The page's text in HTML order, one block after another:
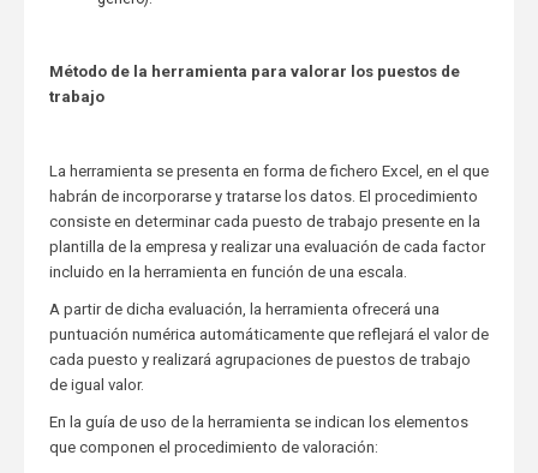
Método de la herramienta para valorar los puestos de
trabajo
La herramienta se presenta en forma de fichero Excel, en el que
habrán de incorporarse y tratarse los datos. El procedimiento
consiste en determinar cada puesto de trabajo presente en la
plantilla de la empresa y realizar una evaluación de cada factor
incluido en la herramienta en función de una escala.
A partir de dicha evaluación, la herramienta ofrecerá una
puntuación numérica automáticamente que reflejará el valor de
cada puesto y realizará agrupaciones de puestos de trabajo
de igual valor.
En la guía de uso de la herramienta se indican los elementos
que componen el procedimiento de valoración: